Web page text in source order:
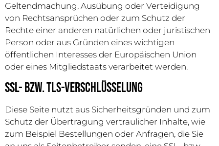
Geltendmachung, Ausübung oder Verteidigung
von Rechtsansprüchen oder zum Schutz der
Rechte einer anderen natürlichen oder juristischen
Person oder aus Gründen eines wichtigen
öffentlichen Interesses der Europäischen Union
oder eines Mitgliedstaats verarbeitet werden.
SSL- bzw. TLS-Verschlüsselung
Diese Seite nutzt aus Sicherheitsgründen und zum
Schutz der Übertragung vertraulicher Inhalte, wie
zum Beispiel Bestellungen oder Anfragen, die Sie